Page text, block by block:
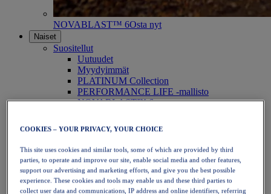
NOVABLAST™ 6Osta nyt
Naiset
Suositellut
Uutuudet
Myydyimmät
PLATINUM Collection
PERFORMANCE LIFE -mallisto
NOVABLAST™ 6
Juoksu
Polkujuoksu
Tennis
Lentopallo
Käsipallo
Padel
Verkkopallo
COOKIES – YOUR PRIVACY, YOUR CHOICE
This site uses cookies and similar tools, some of which are provided by third
parties, to operate and improve our site, enable social media and other features,
support our advertising and marketing efforts, and give you the best possible
experience. These cookies and tools may enable us and these third parties to
collect user data and communications, IP address and online identifiers, referring